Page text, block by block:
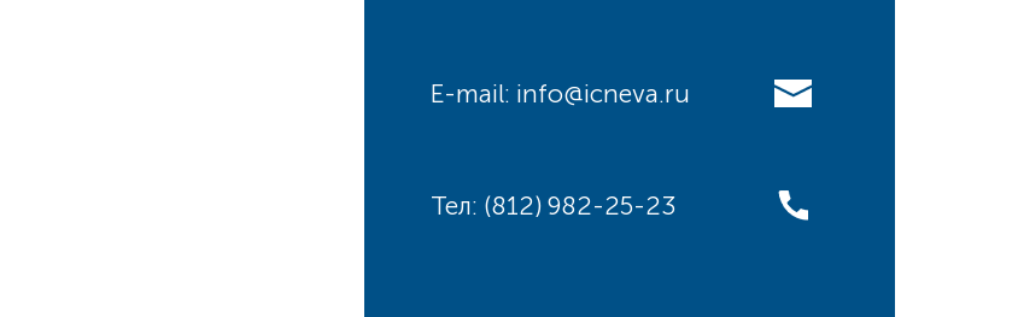
E-mail: info@icneva.ru
Тел: (812) 982-25-23